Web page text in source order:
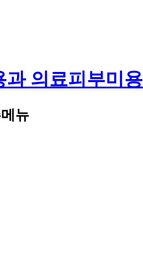
의료피부미
뉴